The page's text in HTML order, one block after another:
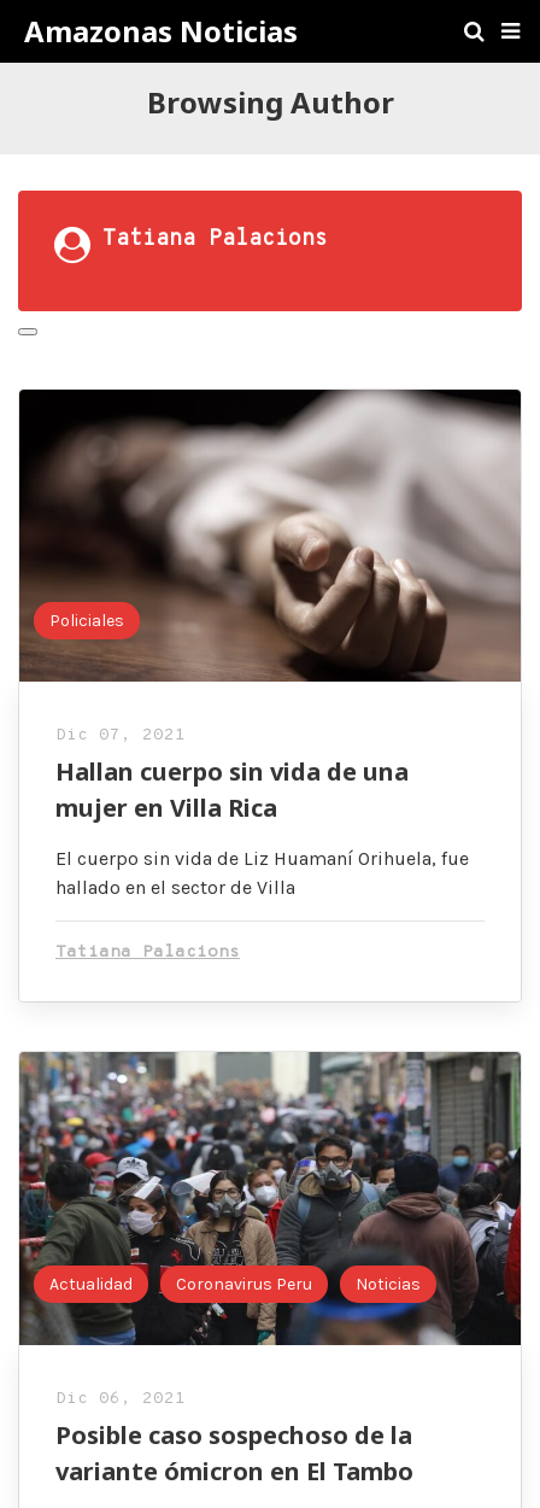
Amazonas Noticias
Browsing Author
Tatiana Palacions
Policiales
Dic 07, 2021
Hallan cuerpo sin vida de una
mujer en Villa Rica
El cuerpo sin vida de Liz Huamaní Orihuela, fue
hallado en el sector de Villa
Tatiana Palacions
Actualidad Coronavirus Peru Noticias
Dic 06, 2021
Posible caso sospechoso de la
variante ómicron en El Tambo